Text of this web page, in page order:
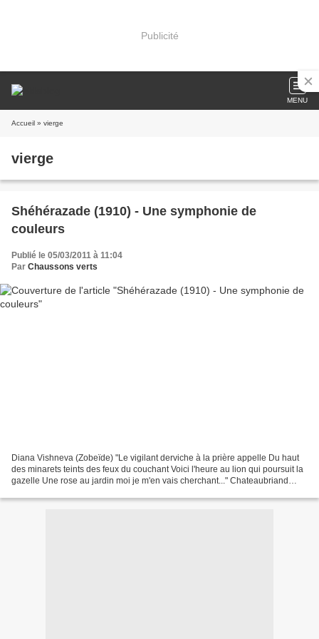
Publicité
MENU
Accueil » vierge
vierge
Shéhérazade (1910) - Une symphonie de
couleurs
Publié le 05/03/2011 à 11:04
Par Chaussons verts
Diana Vishneva (Zobeïde) "Le vigilant derviche à la prière appelle Du haut
des minarets teints des feux du couchant Voici l'heure au lion qui poursuit la
gazelle Une rose au jardin moi je m'en vais cherchant..." Chateaubriand